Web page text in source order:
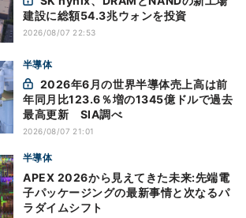
建設に総額54.3兆ウォンを投資
2026/08/07 22:53
半導体
年同月比123.6％増の1345億ドルで過去
最高更新 SIA調べ
2026/08/07 21:01
半導体
APEX 2026から見えてきた未来:先端電
子パッケージングの最新事情と次なるパ
ラダイムシフト